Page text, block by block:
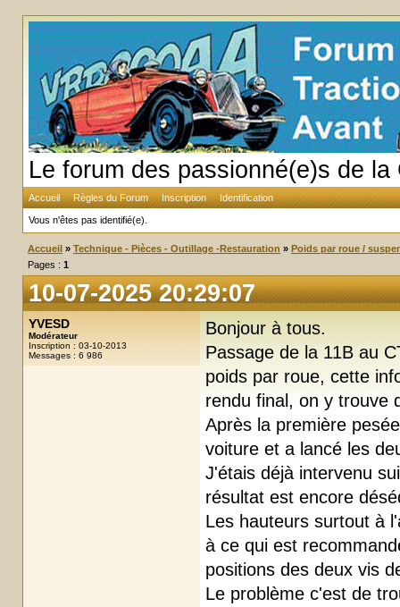
Le forum des passionné(e)s de
Accueil Règles du Forum Inscription Identification
Vous n'êtes pas identifié(e).
Accueil » Technique - Pièces - Outillage -Restauration » Poids par roue /
Pages : 1
10-07-2025 20:29:07
YVESD
Modérateur
Inscription : 03-10-2013
Messages : 6 986
Bonjour à tous.
Passage de la 11B au
poids par roue, cette
rendu final, on y trouve
Après la première
voiture et a lancé les
J'étais déjà intervenu
résultat est encore
Les hauteurs surtout à
à ce qui est
positions des deux vis
Le problème c'est de